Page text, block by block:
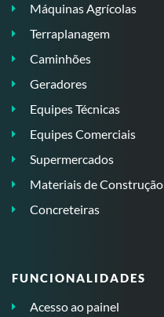
Máquinas Agrícolas
Terraplanagem
Caminhões
Geradores
Equipes Técnicas
Equipes Comerciais
Supermercados
Materiais de Construção
Concreteiras
FUNCIONALIDADES
Acesso ao painel